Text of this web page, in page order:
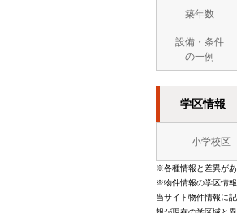
築年数
設備・条件
の一例
学区情報
小学校区
※各種情報と差異が
※物件情報の学区情
当サイト物件情報に